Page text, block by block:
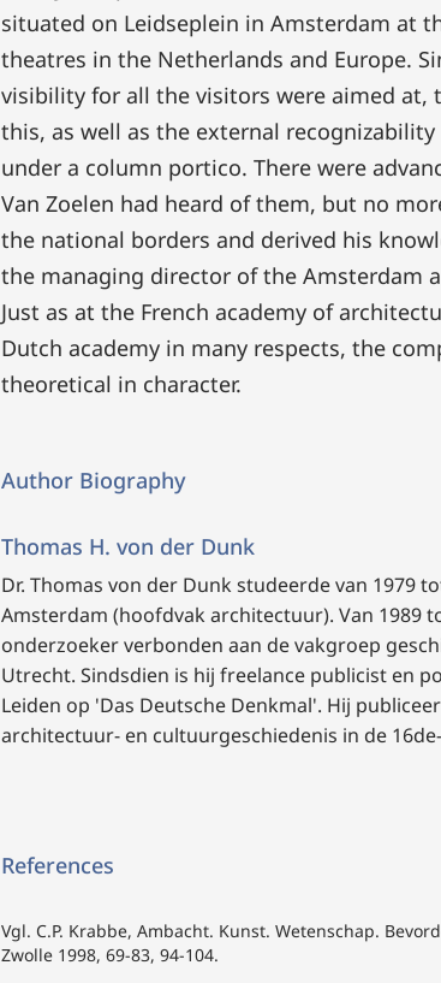
situated on Leidseplein in Amsterdam at
theatres in the Netherlands and Europe.
visibility for all the visitors were aimed
this, as well as the external
under a column portico. There were
Van Zoelen had heard of them, but no
the national borders and derived his
the managing director of the Amsterdam
Just as at the French academy of
Dutch academy in many respects, the
theoretical in character.
Author Biography
Thomas H. von der Dunk
Dr. Thomas von der Dunk studeerde van 1979
Amsterdam (hoofdvak architectuur). Van 1989
onderzoeker verbonden aan de vakgroep
Utrecht. Sindsdien is hij freelance publicist en
Leiden op 'Das Deutsche Denkmal'. Hij
architectuur- en cultuurgeschiedenis in de
References
Vgl. C.P. Krabbe, Ambacht. Kunst. Wetenschap.
Zwolle 1998, 69-83, 94-104.